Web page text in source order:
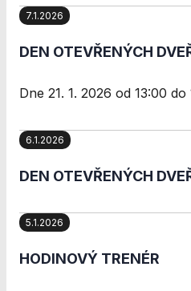
7.1.2026
DEN OTEVŘENÝCH
Dne 21. 1. 2026 od 13:00 do
6.1.2026
DEN OTEVŘENÝCH
5.1.2026
HODINOVÝ TRENÉR